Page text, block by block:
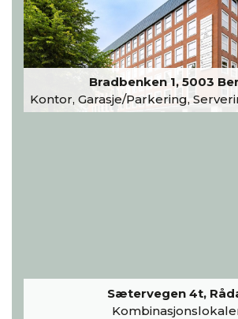
Bradbenken 1, 5003
Kontor, Garasje/Parkering, Serveringslokale/Kantine,
Sætervegen 4t,